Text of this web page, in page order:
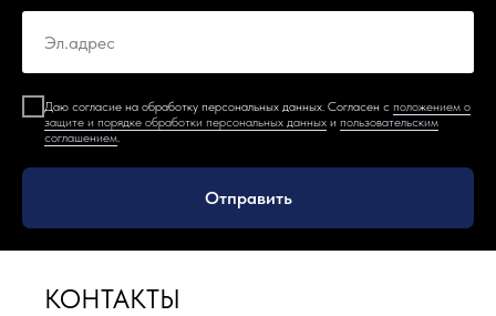
Даю согласие на обработку персональных данных. Согласен с положением о
защите и порядке обработки персональных данных и пользовательским
соглашением
Отправить
КОНТАКТЫ